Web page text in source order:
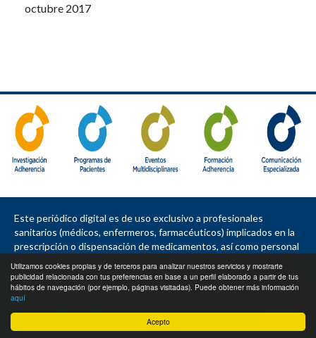
Acepto
Utilizamos cookies propias y de terceros para analizar nuestros servicios y mostrarte
publicidad relacionada con tus preferencias en base a un perfil elaborado a partir de tus
hábitos de navegación (por ejemplo, páginas visitadas). Puede obtener más información
aquí
octubre 2017
Este periódico digital es de uso exclusivo a profesionales
sanitarios (médicos, enfermeros, farmacéuticos) implicados en la
prescripción o dispensación de medicamentos, así como personal
pacientes, sociedades e instituciones.
Contacto
Política de privacidad Política de cookies
Copyright © 2020 Adherencia - Cronicidad - Pacientes